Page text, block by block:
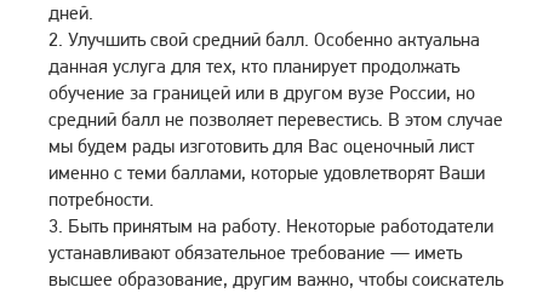
дней.
Улучшить свой средний балл. Особенно актуальна
данная услуга для тех, кто планирует продолжать
обучение за границей или в другом вузе России, но
средний балл не позволяет перевестись. В этом случае
мы будем рады изготовить для Вас оценочный лист
именно с теми баллами, которые удовлетворят Ваши
потребности.
Быть принятым на работу. Некоторые работодатели
устанавливают обязательное требование — иметь
высшее образование, другим важно, чтобы соискатель